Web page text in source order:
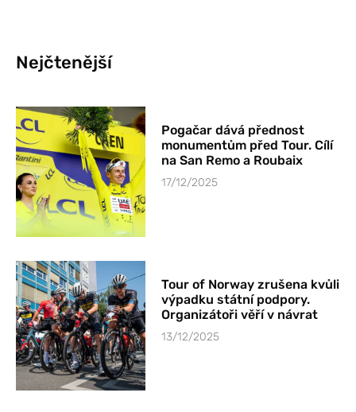
Nejčtenější
Pogačar dává přednost
monumentům před Tour. Cílí
na San Remo a Roubaix
17/12/2025
Tour of Norway zrušena kvůli
výpadku státní podpory.
Organizátoři věří v návrat
13/12/2025